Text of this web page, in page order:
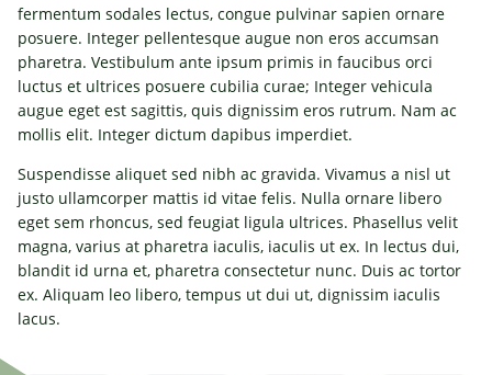
fermentum sodales lectus, congue pulvinar sapien ornare
posuere. Integer pellentesque augue non eros accumsan
pharetra. Vestibulum ante ipsum primis in faucibus orci
luctus et ultrices posuere cubilia curae; Integer vehicula
augue eget est sagittis, quis dignissim eros rutrum. Nam ac
mollis elit. Integer dictum dapibus imperdiet.
Suspendisse aliquet sed nibh ac gravida. Vivamus a nisl ut
justo ullamcorper mattis id vitae felis. Nulla ornare libero
eget sem rhoncus, sed feugiat ligula ultrices. Phasellus velit
magna, varius at pharetra iaculis, iaculis ut ex. In lectus dui,
blandit id urna et, pharetra consectetur nunc. Duis ac tortor
ex. Aliquam leo libero, tempus ut dui ut, dignissim iaculis
lacus.